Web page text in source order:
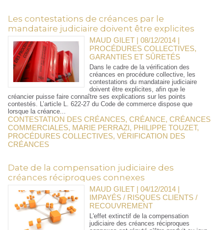
Les contestations de créances par le
mandataire judiciaire doivent être explicites
MAUD GILET | 08/12/2014 |
PROCÉDURES COLLECTIVES,
GARANTIES ET SÛRETÉS
Dans le cadre de la vérification des
créances en procédure collective, les
contestations du mandataire judiciaire
doivent être explicites, afin que le
créancier puisse faire connaître ses explications sur les points
contestés. L’article L. 622-27 du Code de commerce dispose que
lorsque la créance...
CONTESTATION DES CRÉANCES, CRÉANCE, CRÉANCES
COMMERCIALES, MARIE PERRAZI, PHILIPPE TOUZET,
PROCÉDURES COLLECTIVES, VÉRIFICATION DES
CRÉANCES
Date de la compensation judiciaire des
créances réciproques connexes
MAUD GILET | 04/12/2014 |
IMPAYÉS / RISQUES CLIENTS /
RECOUVREMENT
L'effet extinctif de la compensation
judiciaire des créances réciproques